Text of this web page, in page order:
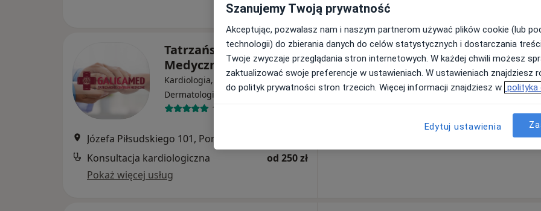
Tatrzańskie Centrum
Medyczne GalicaMed
Kardiologia, Chirurgia,
Dermatologia
Więcej
16 opinii
Józefa Piłsudskiego 101, Poronin
Konsultacja kardiologiczna
od 250 zł
Pokaż więcej usług
Dziś
6 Sie
Jutro
7 Sie
Sob,
8 Sie
Ndz,
9 Sie
Pokaż profil
Szanujemy Twoją prywatność
Akceptując, pozwalasz nam i naszym partnerom używać plików cookie (lub
technologii) do zbierania danych do celów statystycznych i dostarczania
Twoje zwyczaje przeglądania stron internetowych. W każdej chwili możesz
zaktualizować swoje preferencje w ustawieniach. W ustawieniach znajdziesz
do polityk prywatności stron trzecich. Więcej informacji znajdziesz w polityka
Edytuj ustawienia